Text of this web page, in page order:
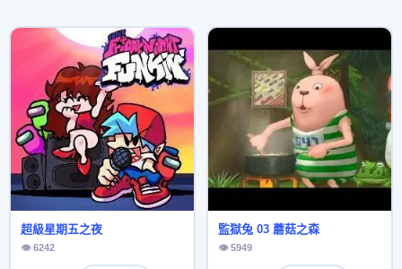
超級星期五之夜
👁 6242
監獄兔 03 蘑菇之森
👁 5949